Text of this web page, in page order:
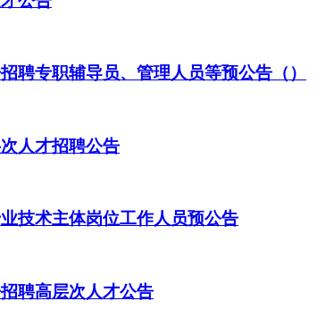
聘专职辅导员、管理人员等预公告（）
人才招聘公告
技术主体岗位工作人员预公告
聘高层次人才公告